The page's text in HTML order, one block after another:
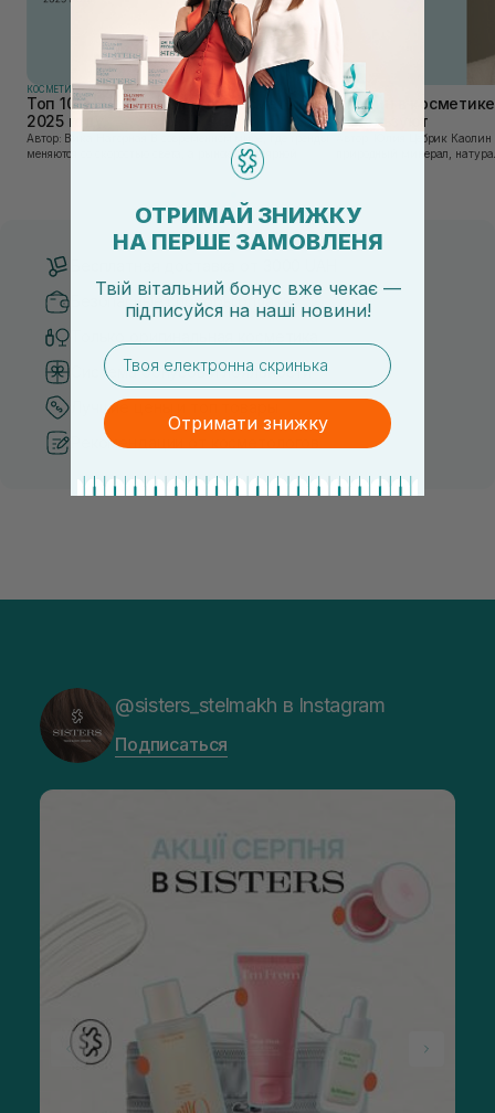
КОСМЕТИКА
Топ 10 брендов уходовой косметики в
2025 году
Автор: Вика Нагорная В современном мире, где тренды
меняются со скоростью света, а рынок популярной
косметики переполнен новыми предложениями, выбор
средства для ухода становится настоящим вызовом....
КОСМЕТИКА
Каолин в
используют
Автор: Юлия Цебрик Каолин в косметологии – это
природный минерал,
Безопасные способы оплаты
Система бонусов и лояльности
Лучшие цены и топ товары
Рекомендации от косметологов
@sisters_stelmakh в Instagram
Подписаться
ОТРИМАЙ ЗНИЖКУ
НА ПЕРШЕ ЗАМОВЛЕНЯ
Твій вітальний бонус вже чекає —
підписуйся на наші новини!
email
Отримати знижку